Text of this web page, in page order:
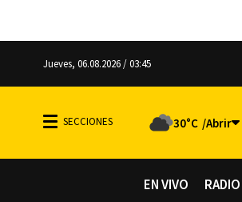
Jueves, 06.08.2026 / 03:45
30°C
EN VIVO RADIO